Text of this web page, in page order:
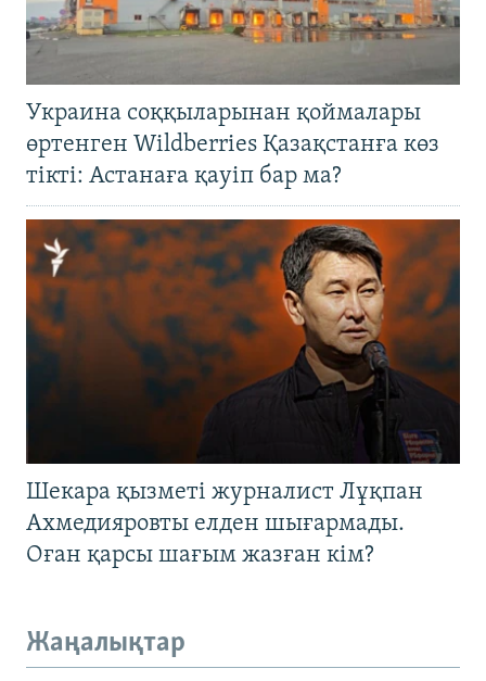
Украина соққыларынан қоймалары
өртенген Wildberries Қазақстанға көз
тікті: Астанаға қауіп бар ма?
Шекара қызметі журналист Лұқпан
Ахмедияровты елден шығармады.
Оған қарсы шағым жазған кім?
Жаңалықтар